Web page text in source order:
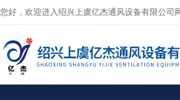
您好，欢迎进入绍兴上虞亿杰通风设备有限公司